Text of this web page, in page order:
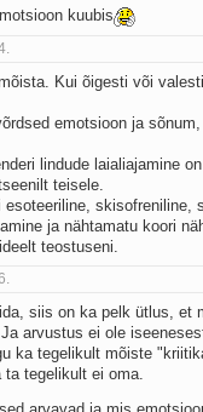
kuubis
Kui õigesti või
emotsioon ja
lindude laialiajamine
teisele.
skisofreniline,
ja nähtamatu koori
teostuseni.
siis on ka pelk ütlus, et
arvustus ei ole
ka tegelikult mõiste
ta tegelikult ei oma.